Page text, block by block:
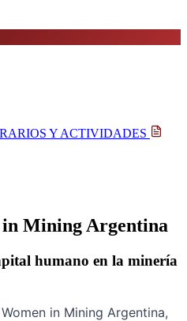
Y ACTIVIDADES
1
in Mining Argentina
humano en la minería
in Mining Argentina,